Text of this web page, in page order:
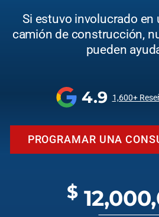
Si estuvo involucrado en
camión de construcción,
pueden
4.9 1,600+
PROGRAMAR UNA
$